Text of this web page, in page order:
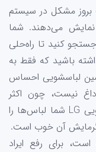
مشکل در سیستم
می‌دهند. شما
کنید تا راه‌حلی
باشید که فقط به
لباسشویی احساس
نیست، چون اکثر
ماشین‌ها عایق هستند. اگر ماشین لباسشویی LG شما لباس‌ها را
گرمایش آن خوب است.
برای رفع ایراد